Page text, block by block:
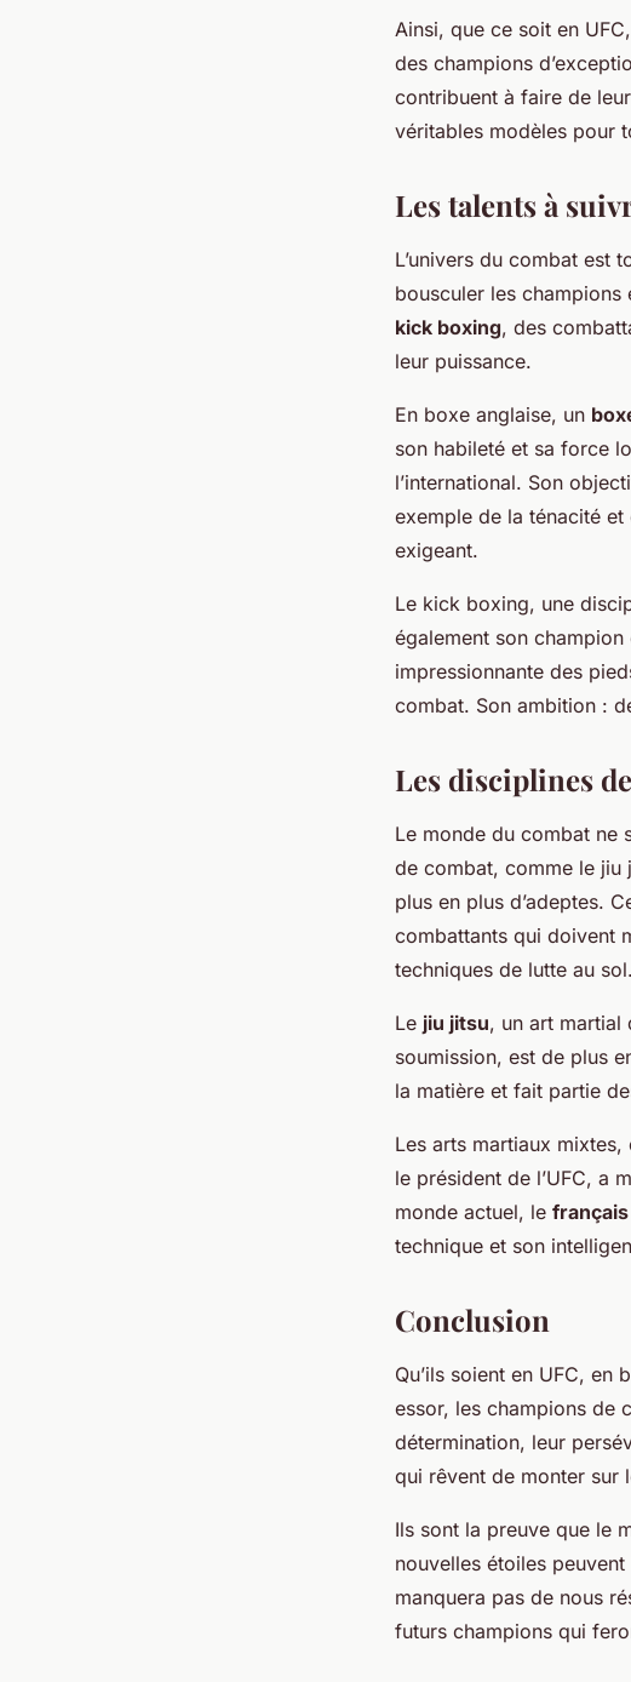
Ainsi, que ce soit en
des champions
contribuent à faire de
véritables modèles pour
Les talents à
L’univers du combat est
bousculer les
kick boxing, des
leur puissance.
En boxe anglaise, un
son habileté et sa force
l’international. Son
exemple de la ténacité
exigeant.
Le kick boxing, une
également son
impressionnante des
combat. Son ambition :
Les disciplines
Le monde du combat ne
de combat, comme le jiu
plus en plus d’adeptes.
combattants qui doivent
techniques de lutte au sol.
Le jiu jitsu, un art martial
soumission, est de plus
la matière et fait partie
Les arts martiaux mixtes,
le président de l’UFC, a
monde actuel, le
technique et son
Conclusion
Qu’ils soient en UFC,
essor, les champions de
détermination, leur
qui rêvent de monter sur
Ils sont la preuve que le
nouvelles étoiles
manquera pas de nous
futurs champions qui